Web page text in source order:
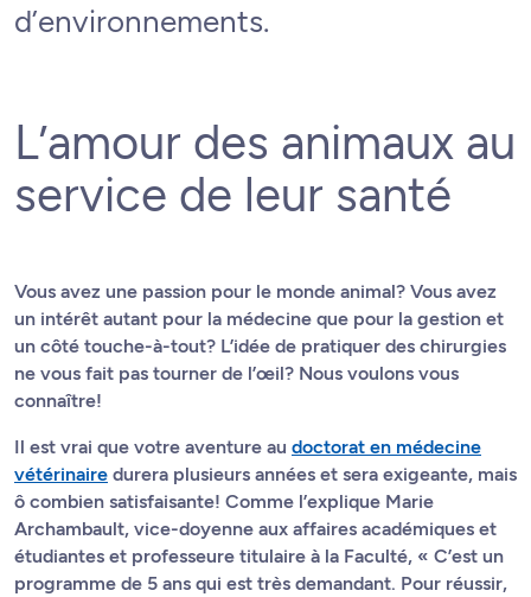
d’environnements.
L’amour des animaux au
service de leur santé
Vous avez une passion pour le monde animal? Vous avez
un intérêt autant pour la médecine que pour la gestion et
un côté touche-à-tout? L’idée de pratiquer des chirurgies
ne vous fait pas tourner de l’œil? Nous voulons vous
connaître!
Il est vrai que votre aventure au doctorat en médecine
vétérinaire durera plusieurs années et sera exigeante, mais
ô combien satisfaisante! Comme l’explique Marie
Archambault, vice-doyenne aux affaires académiques et
étudiantes et professeure titulaire à la Faculté, « C’est un
programme de 5 ans qui est très demandant. Pour réussir,